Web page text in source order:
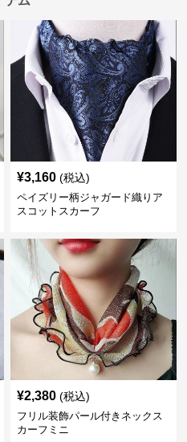
¥3,160 (税込)
ペイズリー柄ジャガード織りア
スコットスカーフ
¥2,380 (税込)
フリル装飾パール付きネックス
カーフミニ